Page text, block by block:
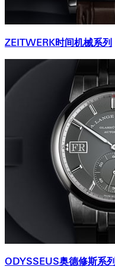
ZEITWERK时间机械系列
ODYSSEUS奥德修斯系列